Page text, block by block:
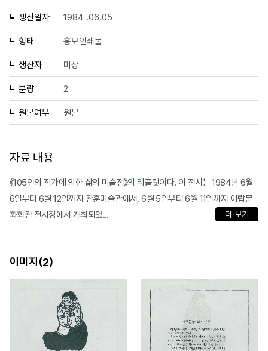
생산일자 1984 .06.05
형태 홍보인쇄물
생산자 미상
분량 2
원본여부 원본
자료 내용
《105인의 작가에 의한 삶의 미술전》의 리플릿이다. 이 전시는 1984년 6월
6일부터 6월 12일까지 관훈미술관에서, 6월 5일부터 6월 11일까지 아랍문
화회관 전시장에서 개최되었...
더 보기
이미지(2)